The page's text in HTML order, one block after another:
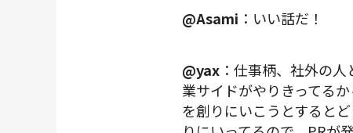
@Asami ：いい話だ！
@yax ：仕事柄、社外の
業サイドがやりきってる
を創りにいこうとすると